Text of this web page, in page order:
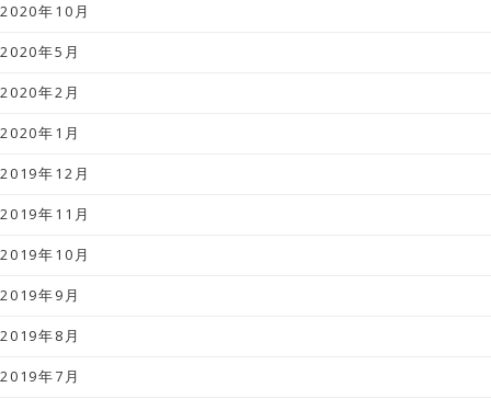
2020年10月
2020年5月
2020年2月
2020年1月
2019年12月
2019年11月
2019年10月
2019年9月
2019年8月
2019年7月